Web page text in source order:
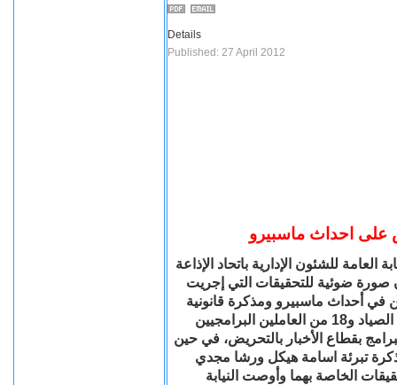
Details
Published: 27 April 2012
على احداث ماسبيرو
العامة للشئون الإدارية باتحاد الإذاعة
صورة ضوئية للتحقيقات التي إجريت
في أحداث ماسبيرو ومذكرة قانونية
اتهمت فيها الصياد و18 من العاملين البرامجيين
بقطاع الأخبار بالتحريض، في حين
تبرئة اسامة هيكل ورشا مجدي
الخاصة بهما وأوصت النيابة